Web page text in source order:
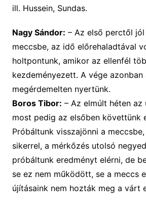
ill. Hussein, Sundas.
Nagy Sándor: – Az első perctől
meccsbe, az idő előrehaladtával
holtpontunk, amikor az ellenfél
kezdeményezett. A vége
megérdemelten nyertünk.
Boros Tibor: – Az elmúlt héten
most pedig az elsőben követtünk
Próbáltunk visszajönni a
sikerrel, a mérkőzés utolsó
próbáltunk eredményt elérni, de
se ez nem működött, se a meccs
újításaink nem hozták meg a várt